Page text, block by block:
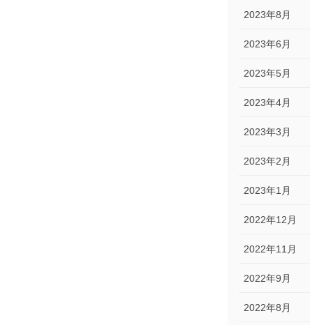
2023年8月
2023年6月
2023年5月
2023年4月
2023年3月
2023年2月
2023年1月
2022年12月
2022年11月
2022年9月
2022年8月